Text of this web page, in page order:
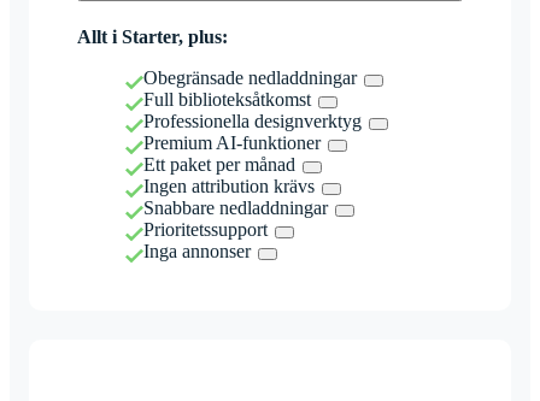
Allt i Starter, plus:
Obegränsade nedladdningar
Full biblioteksåtkomst
Professionella designverktyg
Premium AI-funktioner
Ett paket per månad
Ingen attribution krävs
Snabbare nedladdningar
Prioritetssupport
Inga annonser